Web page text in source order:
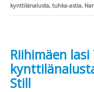
kynttilänalusta, tuhka-astia,
Riihimäen
Still